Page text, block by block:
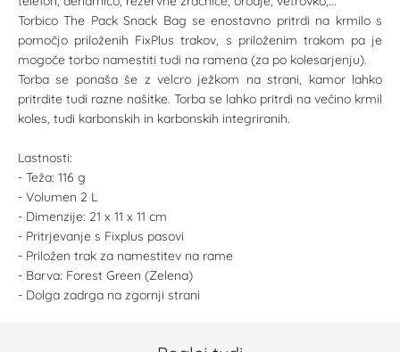
Torbico The Pack Snack Bag se enostavno pritrdi na krmilo s
pomočjo priloženih FixPlus trakov, s priloženim trakom pa je
mogoče torbo namestiti tudi na ramena (za po kolesarjenju).
Torba se ponaša še z velcro ježkom na strani, kamor lahko
pritrdite tudi razne našitke. Torba se lahko pritrdi na večino krmil
koles, tudi karbonskih in karbonskih integriranih.
Lastnosti:
- Teža: 116 g
- Volumen 2 L
- Dimenzije: 21 x 11 x 11 cm
- Pritrjevanje s Fixplus pasovi
- Priložen trak za namestitev na rame
- Barva: Forest Green (Zelena)
- Dolga zadrga na zgornji strani